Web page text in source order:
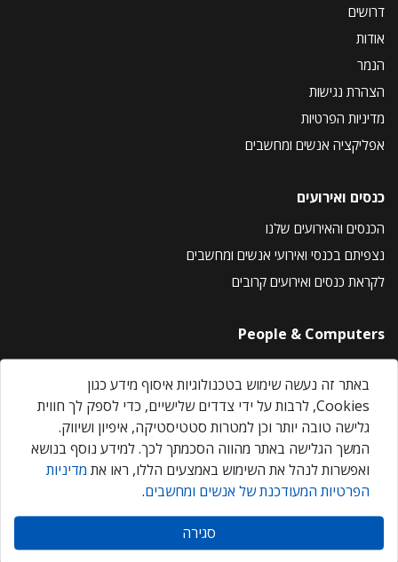
דרושים
אודות
הנמר
הצהרת נגישות
מדיניות הפרטיות
אפליקציה אנשים ומחשבים
כנסים ואירועים
הכנסים והאירועים שלנו
נצפיתם בכנסי ואירועי אנשים ומחשבים
לקראת כנסים ואירועים קרובים
People & Computers
About Us
Privacy Policy
Contact Us
Our Events
אנשים ומחשבים © 2026 – כל הזכויות שמורות
באתר זה נעשה שימוש בטכנולוגיות איסוף מידע כגון
Cookies, לרבות על ידי צדדים שלישיים, כדי לספק לך חווית
גלישה טובה יותר וכן למטרות סטטיסטיקה, איפיון ושיווק.
המשך הגלישה באתר מהווה הסכמתך לכך. למידע נוסף בנושא
ואפשרות לנהל את השימוש באמצעים הללו, ראו את מדיניות
הפרטיות המעודכנת של אנשים ומחשבים.
סגירה